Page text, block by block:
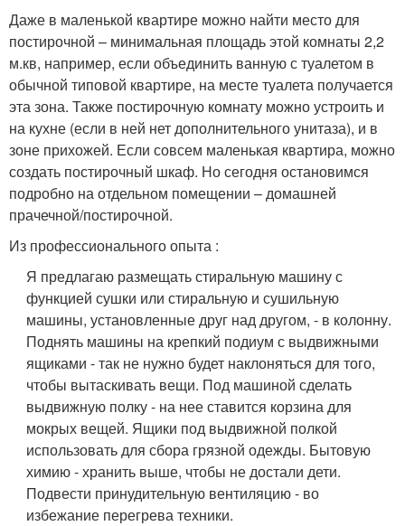
Даже в маленькой квартире можно найти место для
постирочной – минимальная площадь этой комнаты 2,2
м.кв, например, если объединить ванную с туалетом в
обычной типовой квартире, на месте туалета получается
эта зона. Также постирочную комнату можно устроить и
на кухне (если в ней нет дополнительного унитаза), и в
зоне прихожей. Если совсем маленькая квартира, можно
создать постирочный шкаф. Но сегодня остановимся
подробно на отдельном помещении – домашней
прачечной/постирочной.
Из профессионального опыта :
Я предлагаю размещать стиральную машину с
функцией сушки или стиральную и сушильную
машины, установленные друг над другом, - в колонну.
Поднять машины на крепкий подиум с выдвижными
ящиками - так не нужно будет наклоняться для того,
чтобы вытаскивать вещи. Под машиной сделать
выдвижную полку - на нее ставится корзина для
мокрых вещей. Ящики под выдвижной полкой
использовать для сбора грязной одежды. Бытовую
химию - хранить выше, чтобы не достали дети.
Подвести принудительную вентиляцию - во
избежание перегрева техники.